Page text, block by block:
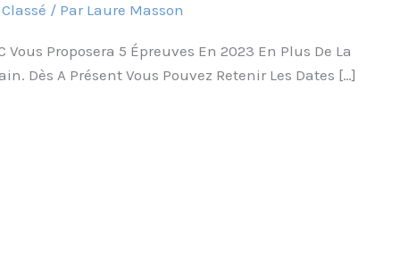
/ Par Laure Masson
Vous Proposera 5 Épreuves En 2023 En Plus De La
Dès A Présent Vous Pouvez Retenir Les Dates […]